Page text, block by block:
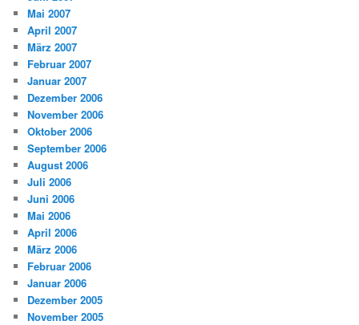
Mai 2007
April 2007
März 2007
Februar 2007
Januar 2007
Dezember 2006
November 2006
Oktober 2006
September 2006
August 2006
Juli 2006
Juni 2006
Mai 2006
April 2006
März 2006
Februar 2006
Januar 2006
Dezember 2005
November 2005